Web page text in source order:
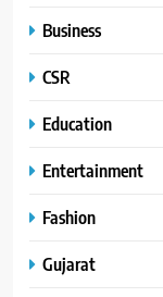
Business
CSR
Education
Entertainment
Fashion
Gujarat